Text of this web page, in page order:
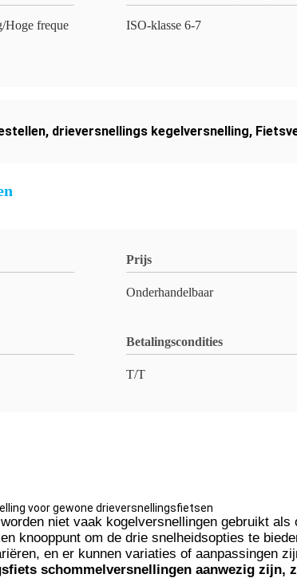
Hoge freque
ISO-klasse 6-7
, drieversnellings kegelversnelling,
Prijs
Onderhandelbaar
Betalingscondities
T/T
voor gewone drieversnellingsfietsen
niet vaak kogelversnellingen gebruikt
knooppunt om de drie snelheidsopties te
en er kunnen variaties of aanpassingen
schommelversnellingen aanwezig zijn,